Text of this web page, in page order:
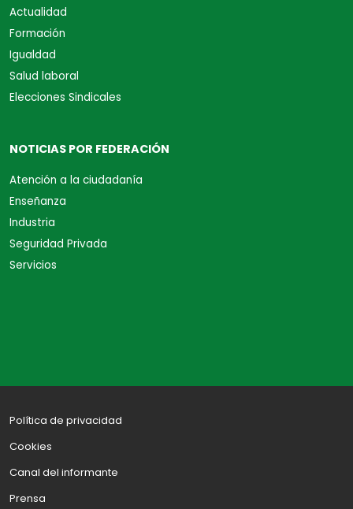
Actualidad
Formación
Igualdad
Salud laboral
Elecciones Sindicales
NOTICIAS POR FEDERACIÓN
Atención a la ciudadanía
Enseñanza
Industria
Seguridad Privada
Servicios
Política de privacidad
Cookies
Canal del informante
Prensa